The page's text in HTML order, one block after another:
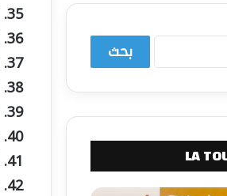
البحث
LA